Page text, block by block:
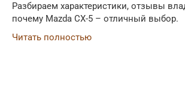
Разбираем характеристики, отзывы
почему Mazda CX-5 – отличный выбор.
Читать полностью